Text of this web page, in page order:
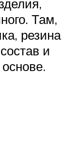
Там,
резина
и